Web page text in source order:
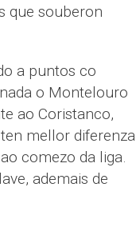
que souberon
a puntos co
o Montelouro
ao Coristanco,
mellor diferenza
comezo da liga.
ademais de